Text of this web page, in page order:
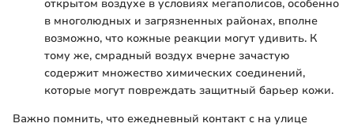
открытом воздухе в условиях мегаполисов, особенно
в многолюдных и загрязненных районах, вполне
возможно, что кожные реакции могут удивить. К
тому же, смрадный воздух вчерне зачастую
содержит множество химических соединений,
которые могут повреждать защитный барьер кожи.
Важно помнить, что ежедневный контакт с на улице